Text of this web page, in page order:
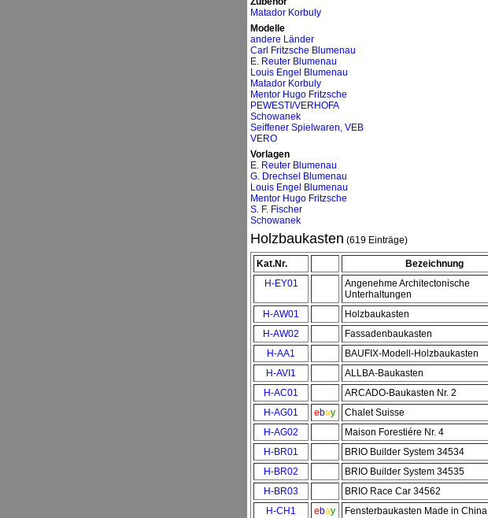
Matador Korbuly
Modelle
andere Länder
Carl Fritzsche Blumenau
E. Reuter Blumenau
Louis Engel Blumenau
Matador Korbuly
Mentor Hugo Fritzsche
PEWESTI/VERHOFA
Schowanek
Seiffener Spielwaren, VEB
VERO
Vorlagen
E. Reuter Blumenau
G. Drechsel Blumenau
Louis Engel Blumenau
Mentor Hugo Fritzsche
S. F. Fischer
Schowanek
Holzbaukasten (619 Einträge)
Kat.Nr. Bezeichnung
H-EY01
Angenehme Architectonische
Unterhaltungen
H-AW01 Holzbaukasten
H-AW02
Fassadenbaukasten
H-AA1
BAUFIX-Modell-Holzbaukasten
H-AVI1
ALLBA-Baukasten
H-AC01
ARCADO-Baukasten Nr. 2
H-AG01
ebay Chalet Suisse
H-AG02
Maison Forestiére Nr. 4
H-BR01
BRIO Builder System 34534
H-BR02
BRIO Builder System 34535
H-BR03
BRIO Race Car 34562
H-CH1
ebay Fensterbaukasten Made in China